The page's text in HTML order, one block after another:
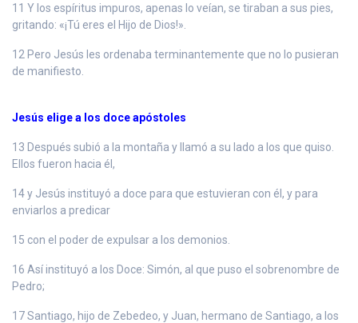
11 Y los espíritus impuros, apenas lo veían, se tiraban a sus pies,
gritando: «¡Tú eres el Hijo de Dios!».
12 Pero Jesús les ordenaba terminantemente que no lo pusieran
de manifiesto.
Jesús elige a los doce apóstoles
13 Después subió a la montaña y llamó a su lado a los que quiso.
Ellos fueron hacia él,
14 y Jesús instituyó a doce para que estuvieran con él, y para
enviarlos a predicar
15 con el poder de expulsar a los demonios.
16 Así instituyó a los Doce: Simón, al que puso el sobrenombre de
Pedro;
17 Santiago, hijo de Zebedeo, y Juan, hermano de Santiago, a los